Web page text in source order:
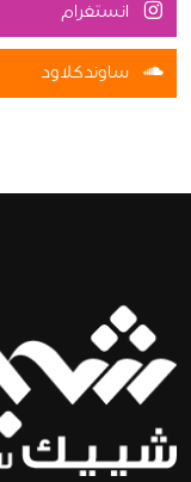
انستغرام
ساوندكلاود